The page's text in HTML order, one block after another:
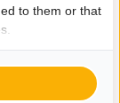
to them or that